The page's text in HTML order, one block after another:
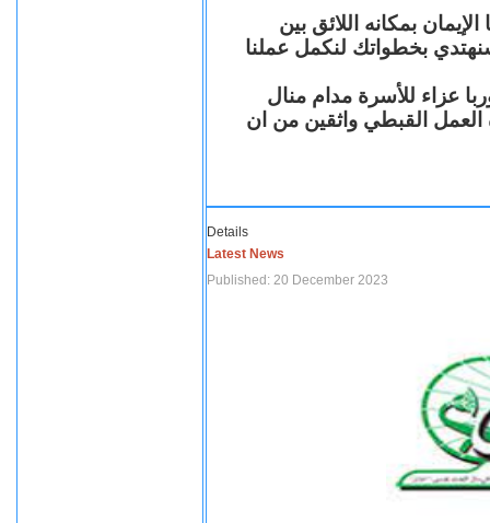
بمكانه اللائق بين
بخطواتك لنكمل عملنا
عزاء للأسرة مدام منال
العمل القبطي واثقين من ان
Details
Latest News
Published: 20 December 2023